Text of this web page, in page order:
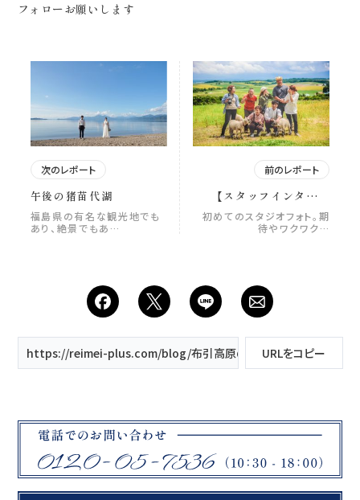
フォローお願いします
次のレポート
午後の猪苗代湖
福島県の有名な観光地でも
あり、絶景でもあ…
前のレポート
【スタッフインタビュ
ー】スタジオれいめいの
裏側に迫る
初めてのスタジオフォト。期
待やワクワク…
https://reimei-plus.com/blog/布引高原のひまわり/URLをコピー